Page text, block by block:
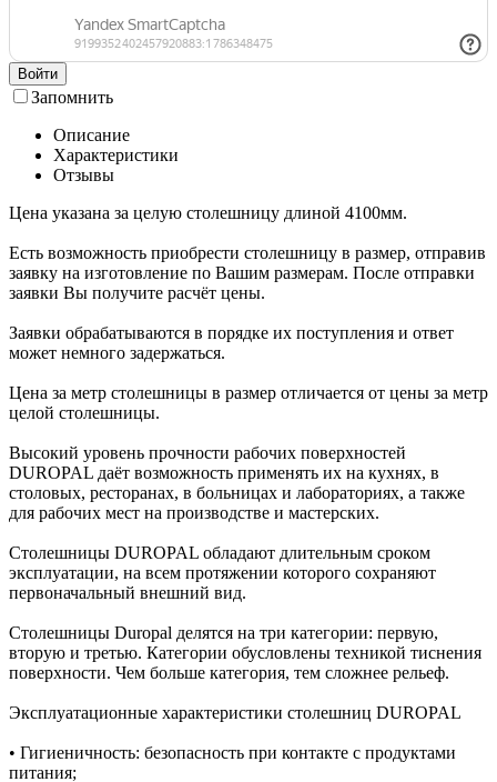
Войти
Запомнить
Описание
Характеристики
Отзывы
Цена указана за целую столешницу длиной 4100мм.
Есть возможность приобрести столешницу в размер, отправив
заявку на изготовление по Вашим размерам. После отправки
заявки Вы получите расчёт цены.
Заявки обрабатываются в порядке их поступления и ответ
может немного задержаться.
Цена за метр столешницы в размер отличается от цены за метр
целой столешницы.
Высокий уровень прочности рабочих поверхностей
DUROPAL даёт возможность применять их на кухнях, в
столовых, ресторанах, в больницах и лабораториях, а также
для рабочих мест на производстве и мастерских.
Столешницы DUROPAL обладают длительным сроком
эксплуатации, на всем протяжении которого сохраняют
первоначальный внешний вид.
Столешницы Duropal делятся на три категории: первую,
вторую и третью. Категории обусловлены техникой тиснения
поверхности. Чем больше категория, тем сложнее рельеф.
Эксплуатационные характеристики столешниц DUROPAL
• Гигиеничность: безопасность при контакте с продуктами
питания;